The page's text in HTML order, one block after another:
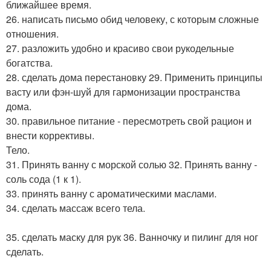
ближайшее время.
26. написать письмо обид человеку, с которым сложные
отношения.
27. разложить удобно и красиво свои рукодельные
богатства.
28. сделать дома перестановку 29. Применить принципы
васту или фэн-шуй для гармонизации пространства
дома.
30. правильное питание - пересмотреть свой рацион и
внести коррективы.
Тело.
31. Принять ванну с морской солью 32. Принять ванну -
соль сода (1 к 1).
33. принять ванну с ароматическими маслами.
34. сделать массаж всего тела.
35. сделать маску для рук 36. Ванночку и пилинг для ног
сделать.